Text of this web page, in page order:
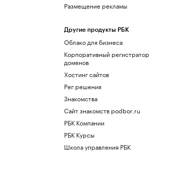
Размещение рекламы
Другие продукты РБК
Облако для бизнеса
Корпоративный регистратор
доменов
Хостинг сайтов
Рег.решения
Знакомства
Сайт знакомств podbor.ru
РБК Компании
РБК Курсы
Школа управления РБК